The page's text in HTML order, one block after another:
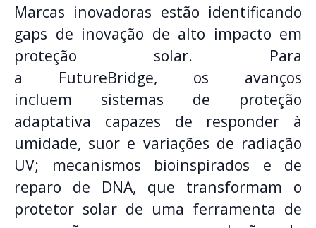
Marcas inovadoras estão identificando
gaps de inovação de alto impacto em
proteção solar. Para
a FutureBridge, os avanços
incluem sistemas de proteção
adaptativa capazes de responder à
umidade, suor e variações de radiação
UV; mecanismos bioinspirados e de
reparo de DNA, que transformam o
protetor solar de uma ferramenta de